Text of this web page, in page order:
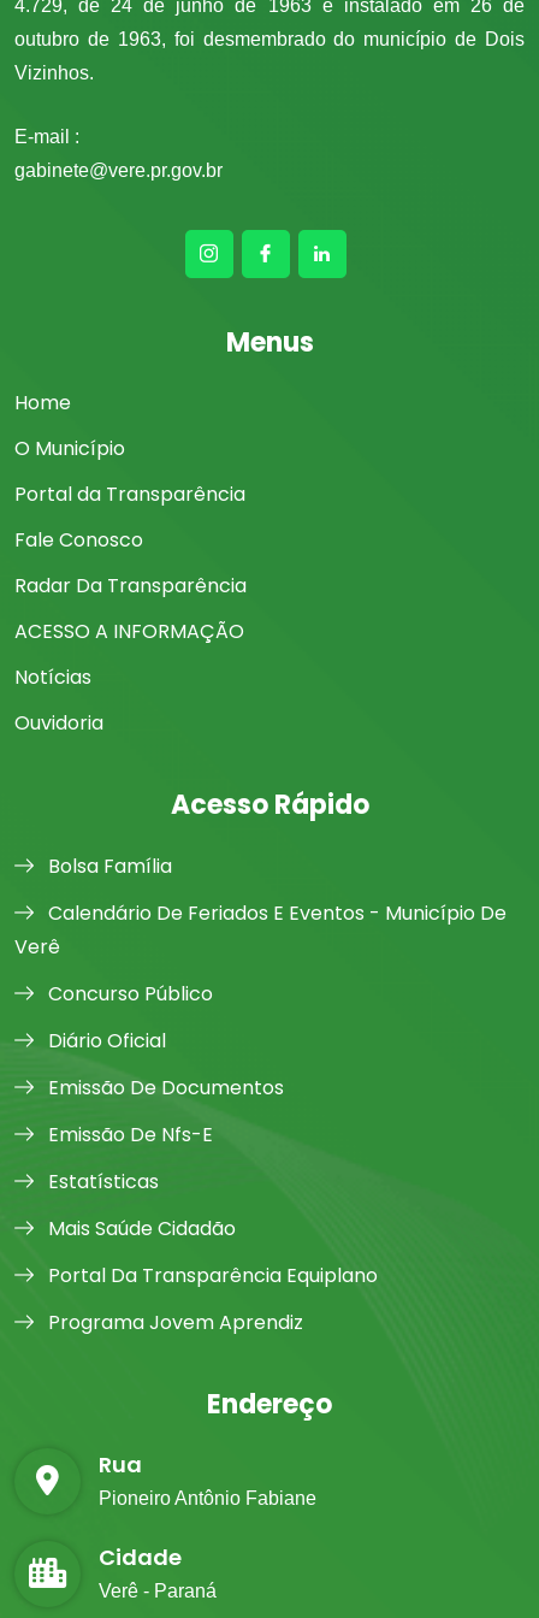
universidades públicas da região.
ao diretor da Itaipu.
regionais, entre elas o prefeito de Francisco
Beltrão, Antônio Pedron; o presidente da
Rafagnin e Arilson Chiorato; além de
4.729, de 24 de junho de 1963 e instalado em 26 de
outubro de 1963, foi desmembrado do município de Dois
Vizinhos.
E-mail :
gabinete@vere.pr.gov.br
Menus
Home
O Município
Portal da Transparência
Fale Conosco
Radar Da Transparência
ACESSO A INFORMAÇÃO
Notícias
Ouvidoria
Acesso Rápido
Bolsa Família
Calendário De Feriados E Eventos - Município De
Verê
Concurso Público
Diário Oficial
Emissão De Documentos
Emissão De Nfs-E
Estatísticas
Mais Saúde Cidadão
Portal Da Transparência Equiplano
Programa Jovem Aprendiz
Endereço
Rua
Pioneiro Antônio Fabiane
Cidade
Verê - Paraná